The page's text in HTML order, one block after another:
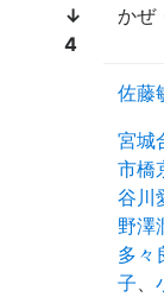
↓
4
かぜ
佐藤
宮城
市橋
谷川
野澤
多々
子